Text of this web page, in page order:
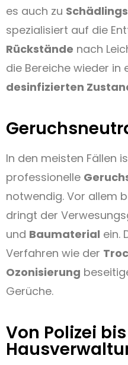
es auch zu
spezialisiert auf die
Rückstände nach
die Bereiche wieder in
desinfizierten
In den meisten Fällen
professionelle
notwendig. Vor allem
dringt der
und Baumaterial ein.
Verfahren wie der
Ozonisierung
Gerüche.
Von Polizei bis